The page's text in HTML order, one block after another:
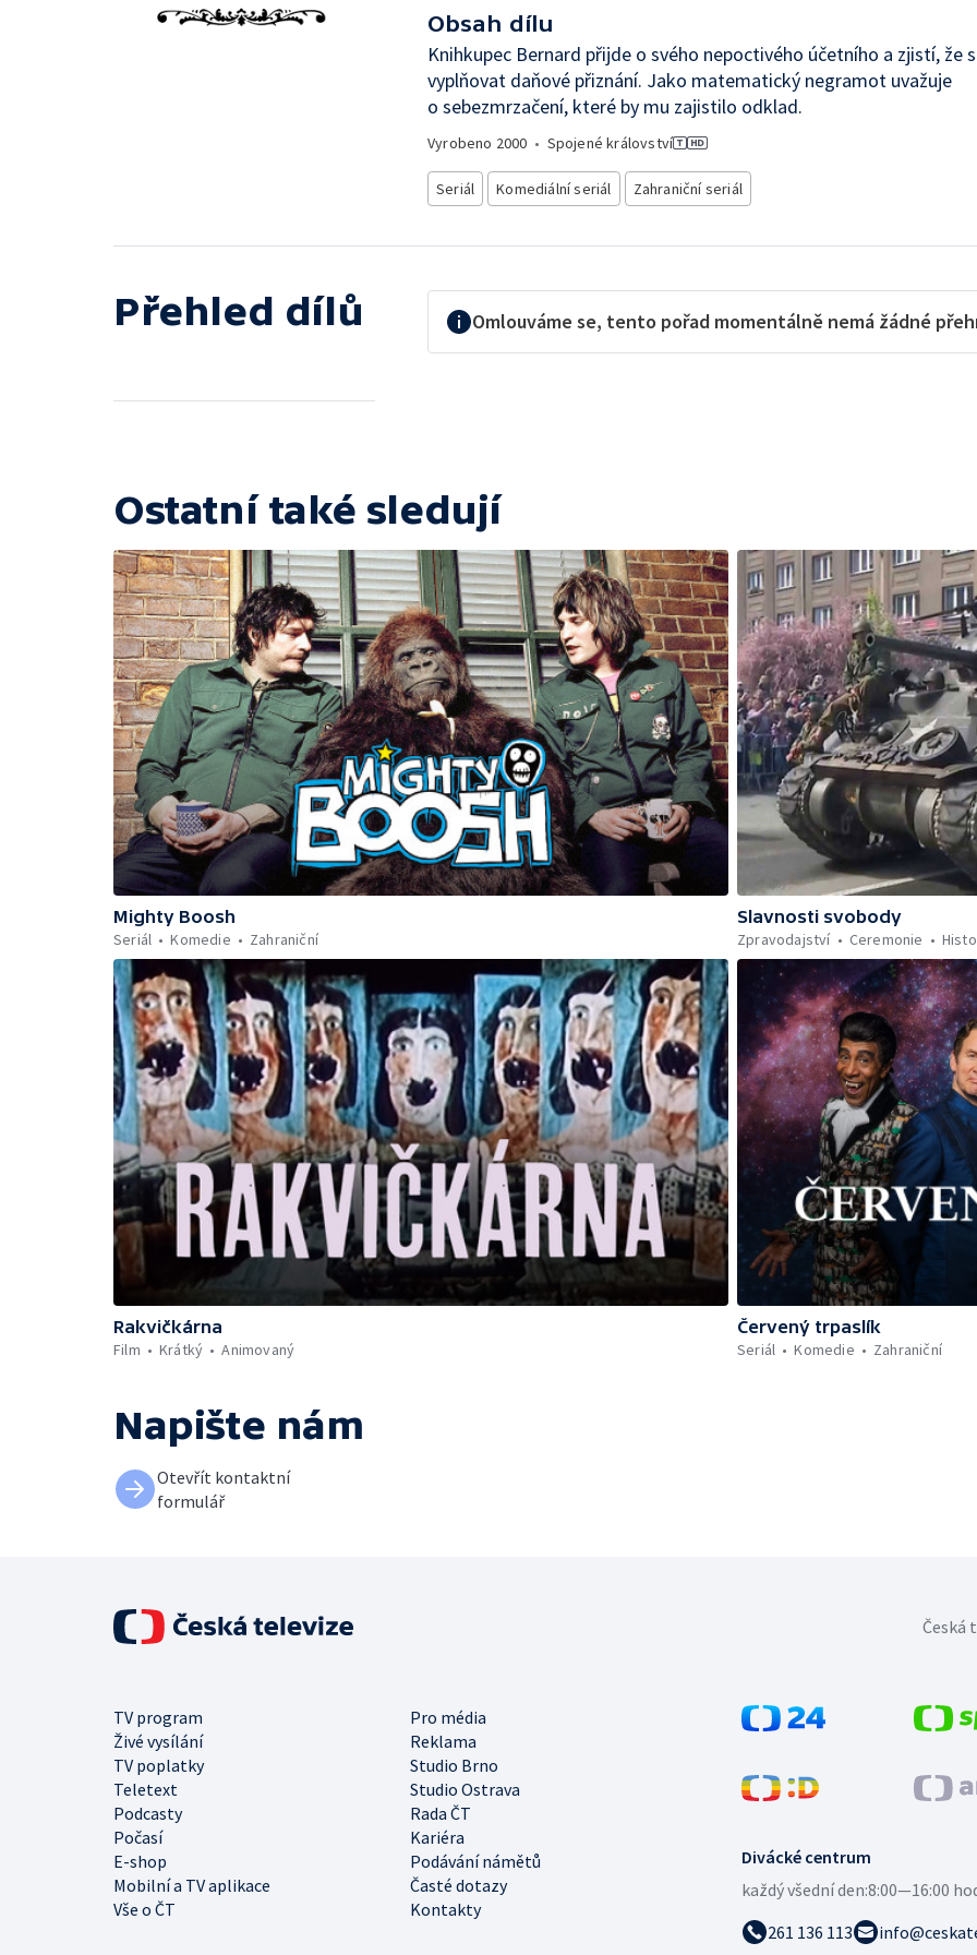
Obsah dílu
Knihkupec Bernard přijde o svého nepoctivého účetního a zjistí, že
vyplňovat daňové přiznání. Jako matematický negramot uvažuje
o sebezmrzačení, které by mu zajistilo odklad.
Vyrobeno 2000 • Spojené království
Seriál Komediální seriál Zahraniční seriál
Přehled dílů Omlouváme se, tento pořad momentálně nemá žádné
Ostatní také sledují
Mighty Boosh
Seriál
Komedie Zahraniční
Slavnosti svobody
Zpravodajství
Ceremonie
Rakvičkárna
Film
Krátký Animovaný
Červený trpaslík
Seriál
Komedie Zahraniční
Napište nám
Otevřít kontaktní
formulář
Divácké centrum
každý všední den:8:00—16:00
261 136 113
TV program
Pro média
Živé vysílání
Reklama
TV poplatky
Studio Brno
Teletext
Studio Ostrava
Podcasty
Rada ČT
Počasí
Kariéra
E-shop
Podávání námětů
Mobilní a TV aplikace
Časté dotazy
Vše o ČT
Kontakty
Česká